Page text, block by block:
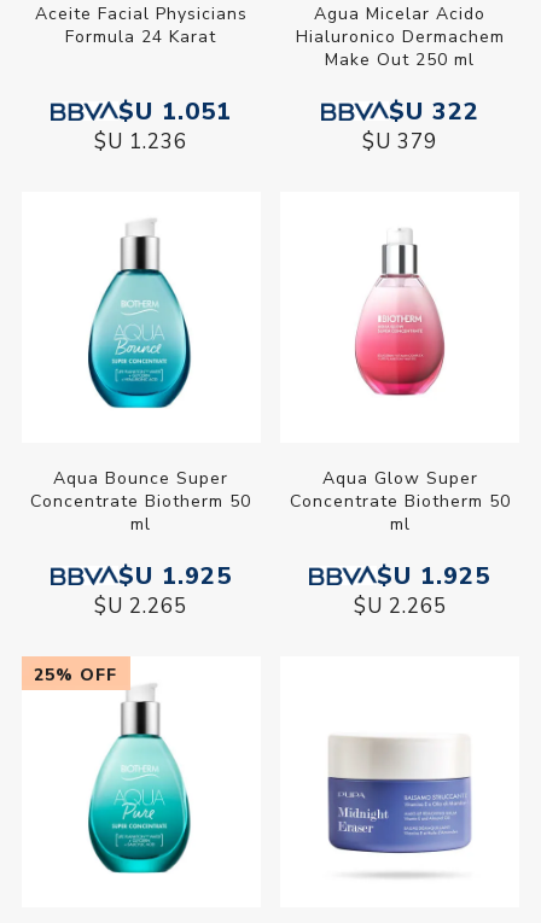
Aceite Facial Physicians
Formula 24 Karat
$U 1.051
$U 1.236
Agua Micelar Acido
Hialuronico Dermachem
Make Out 250 ml
$U 322
$U 379
Aqua Bounce Super
Concentrate Biotherm 50
ml
$U 1.925
$U 2.265
Aqua Glow Super
Concentrate Biotherm 50
ml
$U 1.925
$U 2.265
25% OFF